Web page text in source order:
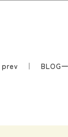
prev ｜BLOG